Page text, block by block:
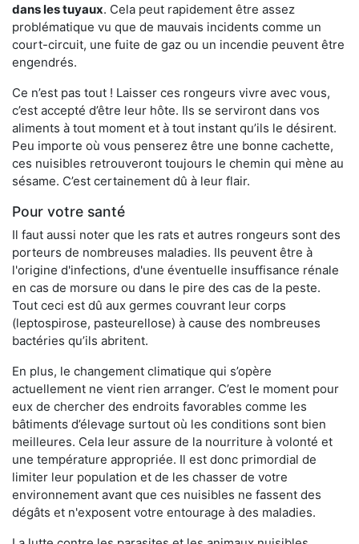
dans les tuyaux. Cela peut rapidement être assez
problématique vu que de mauvais incidents comme un
court-circuit, une fuite de gaz ou un incendie peuvent être
engendrés.
Ce n’est pas tout ! Laisser ces rongeurs vivre avec vous,
c’est accepté d’être leur hôte. Ils se serviront dans vos
aliments à tout moment et à tout instant qu’ils le désirent.
Peu importe où vous penserez être une bonne cachette,
ces nuisibles retrouveront toujours le chemin qui mène au
sésame. C’est certainement dû à leur flair.
Pour votre santé
Il faut aussi noter que les rats et autres rongeurs sont des
porteurs de nombreuses maladies. Ils peuvent être à
l'origine d'infections, d'une éventuelle insuffisance rénale
en cas de morsure ou dans le pire des cas de la peste.
Tout ceci est dû aux germes couvrant leur corps
(leptospirose, pasteurellose) à cause des nombreuses
bactéries qu’ils abritent.
En plus, le changement climatique qui s’opère
actuellement ne vient rien arranger. C’est le moment pour
eux de chercher des endroits favorables comme les
bâtiments d’élevage surtout où les conditions sont bien
meilleures. Cela leur assure de la nourriture à volonté et
une température appropriée. Il est donc primordial de
limiter leur population et de les chasser de votre
environnement avant que ces nuisibles ne fassent des
dégâts et n'exposent votre entourage à des maladies.